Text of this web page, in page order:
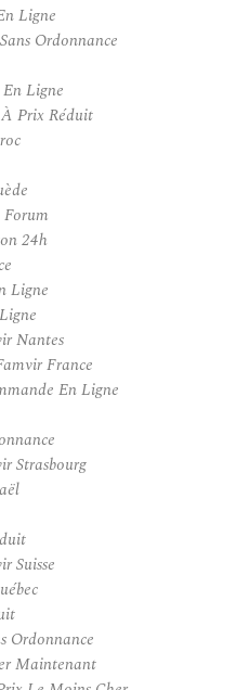
Ligne
Ordonnance
Ligne
Prix Réduit
24h
Ligne
Nantes
France
En Ligne
Strasbourg
Suisse
Ordonnance
Maintenant